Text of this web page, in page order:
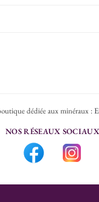
dédiée aux minéraux :
NOS RÉSEAUX SOCIAUX